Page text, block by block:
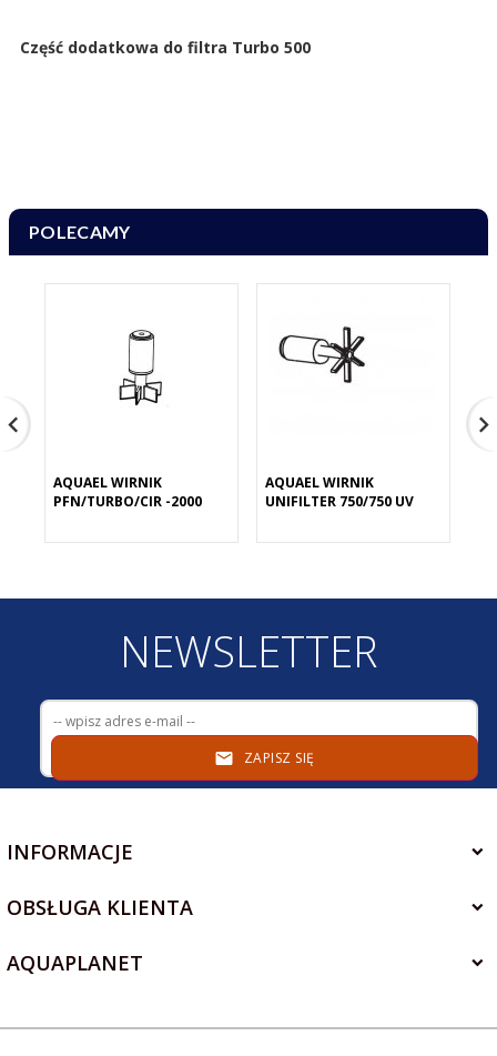
Część dodatkowa do filtra Turbo 500
POLECAMY
AQUAEL WIRNIK
PFN/TURBO/CIR -2000
AQUAEL WIRNIK
UNIFILTER 750/750 UV
NEWSLETTER
ZAPISZ SIĘ
INFORMACJE
OBSŁUGA KLIENTA
AQUAPLANET